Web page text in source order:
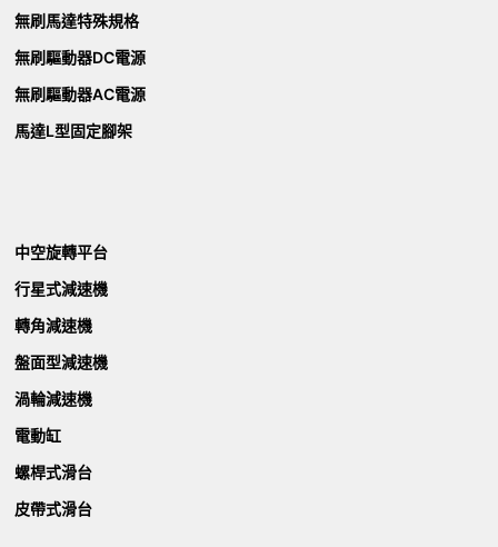
無刷馬達特殊規格
無刷驅動器DC電源
無刷驅動器AC電源
馬達L型固定腳架
中空旋轉平台
行星式減速機
轉角減速機
盤面型減速機
渦輪減速機
電動缸
螺桿式滑台
皮帶式滑台